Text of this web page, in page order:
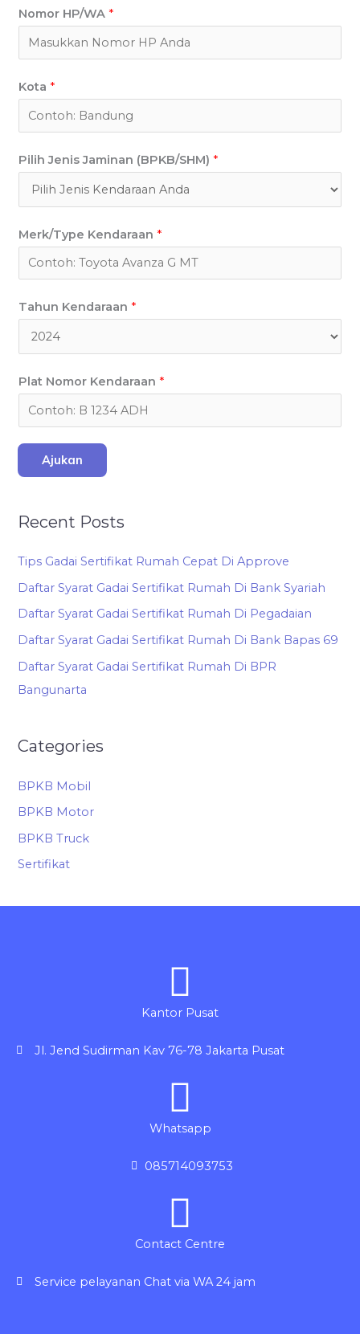
Nomor HP/WA *
Kota *
Pilih Jenis Jaminan (BPKB/SHM) *
Merk/Type Kendaraan *
Tahun Kendaraan *
Plat Nomor Kendaraan *
Ajukan
Recent Posts
Tips Gadai Sertifikat Rumah Cepat Di Approve
Daftar Syarat Gadai Sertifikat Rumah Di Bank Syariah
Daftar Syarat Gadai Sertifikat Rumah Di Pegadaian
Daftar Syarat Gadai Sertifikat Rumah Di Bank Bapas 69
Daftar Syarat Gadai Sertifikat Rumah Di BPR
Bangunarta
Categories
BPKB Mobil
BPKB Motor
BPKB Truck
Sertifikat
Kantor Pusat
Jl. Jend Sudirman Kav 76-78 Jakarta Pusat
Whatsapp
085714093753
Contact Centre
Service pelayanan Chat via WA 24 jam